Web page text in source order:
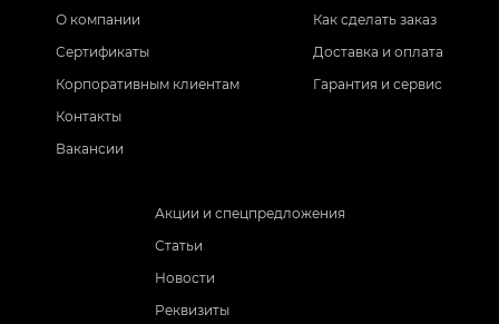
О компании
Сертификаты
Корпоративным клиентам
Контакты
Вакансии
Как сделать заказ
Доставка и оплата
Гарантия и сервис
Акции и спецпредложения
Статьи
Новости
Реквизиты